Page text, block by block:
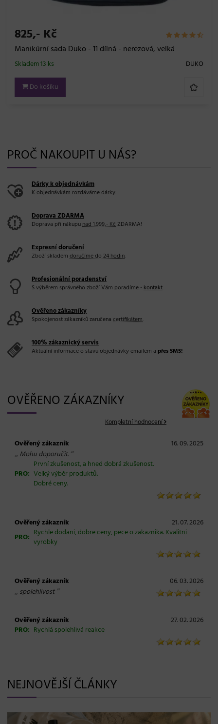
DUKO
+ DOPRAVA ZDARMA
Profesionální strojek na vlasy Wahl Magic Clip
PROČ NAKOUPIT U NÁS?
Dárky k objednávkám
K objednávkám rozdáváme dárky.
Doprava ZDARMA
Doprava při nákupunad 1.999,- KčZDARMA!
Expresní doručení
Zboží skladem doručíme do 24 hodin.
Profesionální poradenství
S výběrem správného zboží Vám poradíme -kontakt.
Ověřeno zákazníky
Spokojenost zákazníků zaručena certifikátem.
100% zákaznický servis
Aktuální informace o stavu objednávky emailem a přes SMS!
OVĚŘENO ZÁKAZNÍKY
Kompletní hodnocení
Ověřený zákazník 16. 09. 2025
„ Mohu doporučit. “
PRO:
První zkušenost, a hned dobrá zkušenost.
Velký výběr produktů.
Dobré ceny.
Ověřený zákazník
21. 07. 2026
PRO: Rychle dodani, dobre ceny, pece o zakaznika. Kvalitni
vyrobky
Ověřený zákazník 06. 03. 2026
„ spolehlivost“
Ověřený zákazník
27. 02. 2026
PRO: Rychlá spolehlivá reakce
NEJNOVĚJŠÍ ČLÁNKY